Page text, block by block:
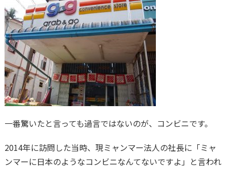
一番驚いたと言っても過言ではないのが、コンビニです。
2014年に訪問した当時、現ミャンマー法人の社長に「ミャ
ンマーに日本のようなコンビニなんてないですよ」と言われ